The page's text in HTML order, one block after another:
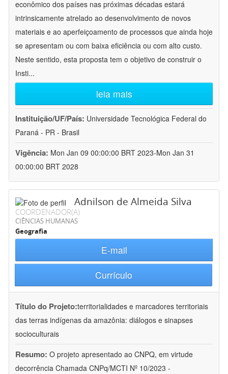
econômico dos países nas próximas décadas estará
intrinsicamente atrelado ao desenvolvimento de novos
materiais e ao aperfeiçoamento de processos que ainda hoje
se apresentam ou com baixa eficiência ou com alto custo.
Neste sentido, esta proposta tem o objetivo de construir o
Insti...
leia mais
Instituição/UF/País: Universidade Tecnológica Federal do
Paraná - PR - Brasil
Vigência: Mon Jan 09 00:00:00 BRT 2023-Mon Jan 31
00:00:00 BRT 2028
Adnilson de Almeida Silva
COORDENADOR(A)
CIÊNCIAS HUMANAS
Geografia
E-mail
Currículo
Título do Projeto:territorialidades e marcadores territoriais
das terras indígenas da amazônia: diálogos e sinapses
socioculturais
Resumo: O projeto apresentado ao CNPQ, em virtude
decorrência Chamada CNPq/MCTI Nº 10/2023 -